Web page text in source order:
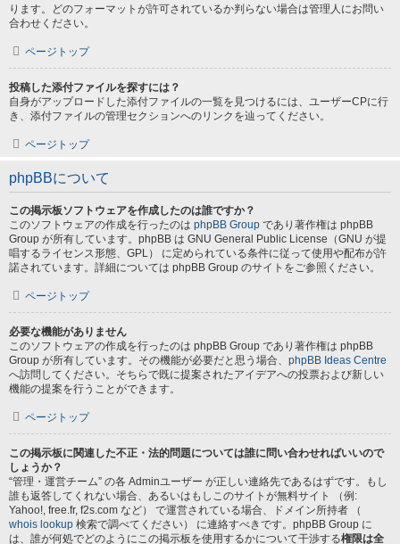
ります。どのフォーマットが許可されているか判らない場合は管理人にお問い
合わせください。
ページトップ
投稿した添付ファイルを探すには？
自身がアップロードした添付ファイルの一覧を見つけるには、ユーザーCPに行
き、添付ファイルの管理セクションへのリンクを辿ってください。
ページトップ
phpBBについて
この掲示板ソフトウェアを作成したのは誰ですか？
このソフトウェアの作成を行ったのは phpBB Group であり著作権は phpBB
Group が所有しています。phpBB は GNU General Public License（GNU が提
唱するライセンス形態、GPL） に定められている条件に従って使用や配布が許
諾されています。詳細については phpBB Group のサイトをご参照ください。
ページトップ
必要な機能がありません
このソフトウェアの作成を行ったのは phpBB Group であり著作権は phpBB
Group が所有しています。その機能が必要だと思う場合、 phpBB Ideas Centre
へ訪問してください。そちらで既に提案されたアイデアへの投票および新しい
機能の提案を行うことができます。
ページトップ
この掲示板に関連した不正・法的問題については誰に問い合わせればいいので
しょうか？
“管理・運営チーム” の各 Adminユーザー が正しい連絡先であるはずです。もし
誰も返答してくれない場合、あるいはもしこのサイトが無料サイト （例:
Yahoo!, free.fr, f2s.com など） で運営されている場合、ドメイン所持者 （
whois lookup 検索で調べてください） に連絡すべきです。phpBB Group に
は、誰が何処でどのようにこの掲示板を使用するかについて干渉する権限は全